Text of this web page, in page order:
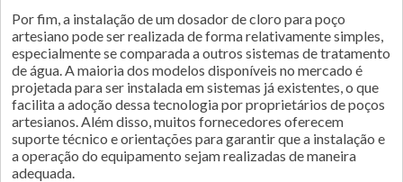
Por fim, a instalação de um dosador de cloro para poço
artesiano pode ser realizada de forma relativamente simples,
especialmente se comparada a outros sistemas de tratamento
de água. A maioria dos modelos disponíveis no mercado é
projetada para ser instalada em sistemas já existentes, o que
facilita a adoção dessa tecnologia por proprietários de poços
artesianos. Além disso, muitos fornecedores oferecem
suporte técnico e orientações para garantir que a instalação e
a operação do equipamento sejam realizadas de maneira
adequada.